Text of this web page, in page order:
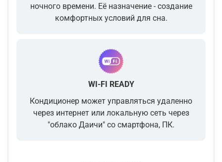
ночного времени. Её назначение - создание
комфортных условий для сна.
WI-FI READY
Кондиционер может управляться удаленно
через интернет или локальную сеть через
"облако Даичи" со смартфона, ПК.